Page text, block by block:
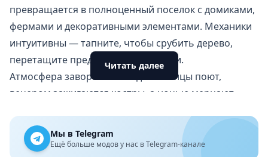
превращается в полноценный поселок с домиками,
фермами и декоративными элементами. Механики
интуитивны — тапните, чтобы срубить дерево,
перетащите предмет для постройки.
Атмосфера завораживает: днем птицы поют,
вечером зажигаются костры, а ночью мерцают
бродят вокруг, иногда делясь ресурсами. Сезоны
меняют ландшафт: весной цветут цветы, зимой
Читать далее
Мы в Telegram
Ещё больше модов у нас в Telegram-канале